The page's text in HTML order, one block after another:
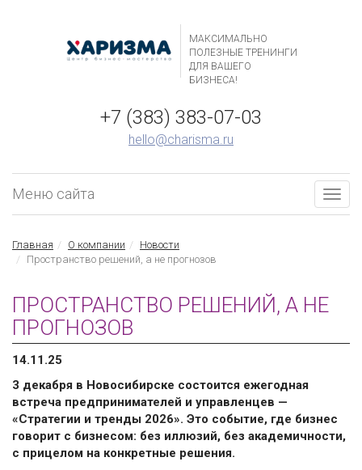
МАКСИМАЛЬНО
ПОЛЕЗНЫЕ ТРЕНИНГИ
ДЛЯ ВАШЕГО
БИЗНЕСА!
+7 (383) 383-07-03
hello@charisma.ru
Меню сайта
Главная О компании
Новости
Пространство решений, а не прогнозов
ПРОСТРАНСТВО РЕШЕНИЙ, А НЕ
ПРОГНОЗОВ
14.11.25
3 декабря в Новосибирске состоится ежегодная
встреча предпринимателей и управленцев —
«Стратегии и тренды 2026». Это событие, где бизнес
говорит с бизнесом: без иллюзий, без академичности,
с прицелом на конкретные решения.